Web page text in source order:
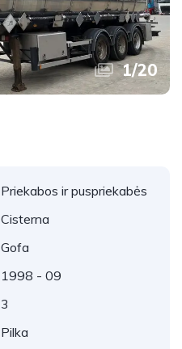
1/20
Priekabos ir puspriekabės
Cisterna
Gofa
1998 - 09
3
Pilka